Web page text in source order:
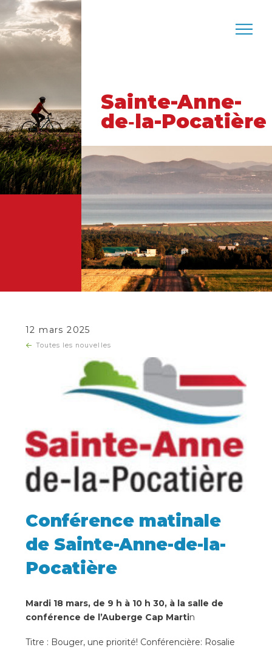
Sainte-Anne-
de‑la-Pocatière
12 mars 2025
Toutes les nouvelles
Conférence matinale
de Sainte-Anne-de-la-
Pocatière
Mardi 18 mars, de 9 h à 10 h 30, à la salle de
conférence de l’Auberge Cap Martin
Titre : Bouger, une priorité! Conférencière: Rosalie